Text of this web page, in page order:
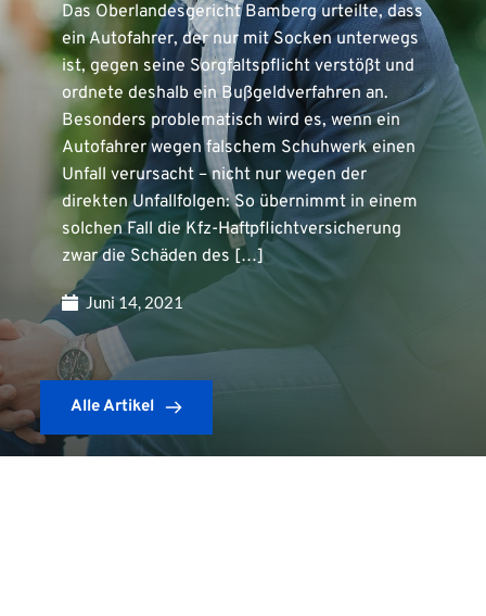
Das Oberlandesgericht Bamberg urteilte, dass
ein Autofahrer, der nur mit Socken unterwegs
ist, gegen seine Sorgfaltspflicht verstößt und
ordnete deshalb ein Bußgeldverfahren an.
Besonders problematisch wird es, wenn ein
Autofahrer wegen falschem Schuhwerk einen
Unfall verursacht – nicht nur wegen der
direkten Unfallfolgen: So übernimmt in einem
solchen Fall die Kfz-Haftpflichtversicherung
zwar die Schäden des […]
Juni 14, 2021
Alle Artikel